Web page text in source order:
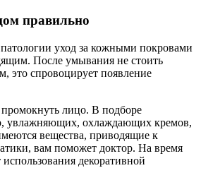
правильно
уход за кожными покровами
После умывания не стоить
это спровоцирует появление
лицо. В подборе
увлажняющих, охлаждающих кремов,
вещества, приводящие к
вам поможет доктор. На время
декоративной